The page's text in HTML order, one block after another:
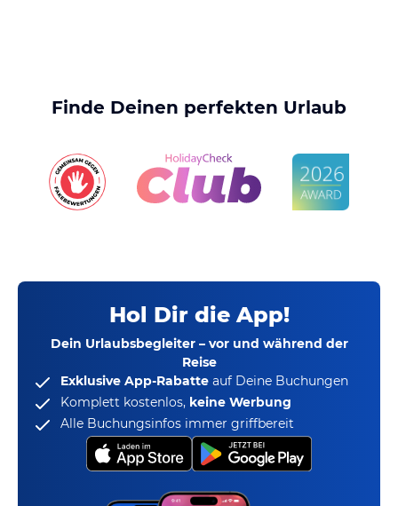
Finde Deinen perfekten Urlaub
Hol Dir die App!
Dein Urlaubsbegleiter – vor und während der
Reise
Exklusive App-Rabatte auf Deine Buchungen
Komplett kostenlos, keine Werbung
Alle Buchungsinfos immer griffbereit